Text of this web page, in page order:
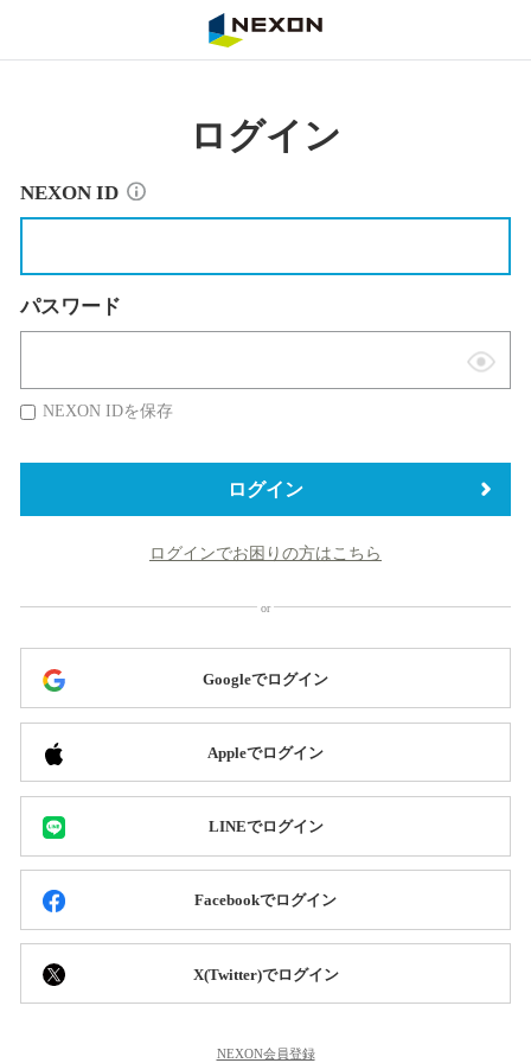
ログイン
NEXON ID
パスワード
表
替
NEXON IDを保存
ログイン
ログインでお困りの方はこちら
Googleでログイン
Appleでログイン
LINEでログイン
Facebookでログイン
X(Twitter)でログイン
NEXON会員登録